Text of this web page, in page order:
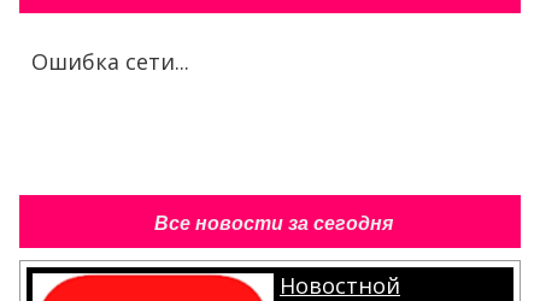
Ошибка сети...
Все новости за сегодня
Новостной